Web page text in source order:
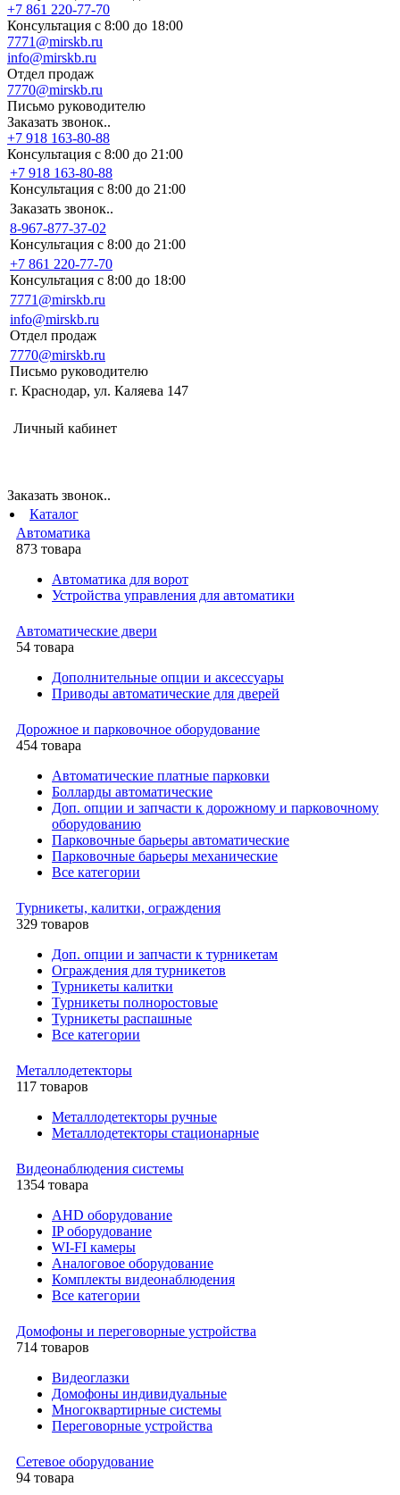
+7 861 220-77-70
Консультация с 8:00 до 18:00
7771@mirskb.ru
info@mirskb.ru
Отдел продаж
7770@mirskb.ru
Письмо руководителю
Заказать звонок..
+7 918 163-80-88
Консультация с 8:00 до 21:00
+7 918 163-80-88
Консультация с 8:00 до 21:00
Заказать звонок..
8-967-877-37-02
Консультация с 8:00 до 21:00
+7 861 220-77-70
Консультация с 8:00 до 18:00
7771@mirskb.ru
info@mirskb.ru
Отдел продаж
7770@mirskb.ru
Письмо руководителю
г. Краснодар, ул. Каляева 147
Личный кабинет
Заказать звонок..
Каталог
Автоматика
873 товара
Автоматика для ворот
Устройства управления для автоматики
Автоматические двери
54 товара
Дополнительные опции и аксессуары
Приводы автоматические для дверей
Дорожное и парковочное оборудование
454 товара
Автоматические платные парковки
Болларды автоматические
Доп. опции и запчасти к дорожному и парковочному
оборудованию
Парковочные барьеры автоматические
Парковочные барьеры механические
Все категории
Турникеты, калитки, ограждения
329 товаров
Доп. опции и запчасти к турникетам
Ограждения для турникетов
Турникеты калитки
Турникеты полноростовые
Турникеты распашные
Все категории
Металлодетекторы
117 товаров
Металлодетекторы ручные
Металлодетекторы стационарные
Видеонаблюдения cистемы
1354 товара
AHD оборудование
IP оборудование
WI-FI камеры
Аналоговое оборудование
Комплекты видеонаблюдения
Все категории
Домофоны и переговорные устройства
714 товаров
Видеоглазки
Домофоны индивидуальные
Многоквартирные системы
Переговорные устройства
Сетевое оборудование
94 товара